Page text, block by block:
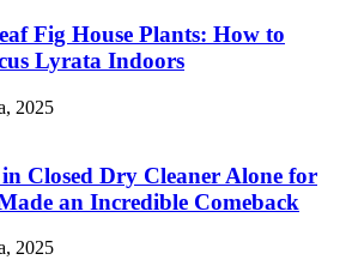
Fig House Plants: How to
Lyrata Indoors
2025
Closed Dry Cleaner Alone for
an Incredible Comeback
2025